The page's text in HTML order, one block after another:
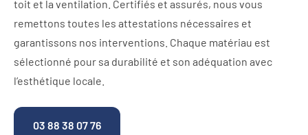
toit et la ventilation. Certifiés et assurés, nous vous
remettons toutes les attestations nécessaires et
garantissons nos interventions. Chaque matériau est
sélectionné pour sa durabilité et son adéquation avec
l’esthétique locale.
03 88 38 07 76